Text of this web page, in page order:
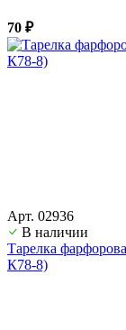
70 ₽
Арт. 02936
В наличии
Тарелка
К78-8)